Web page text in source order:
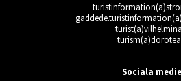
Sociala